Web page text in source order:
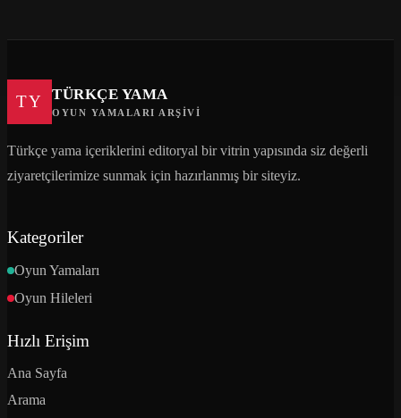
TY TÜRKÇE YAMA
OYUN YAMALARI ARŞIVI
Türkçe yama içeriklerini editoryal bir vitrin yapısında siz değerli
ziyaretçilerimize sunmak için hazırlanmış bir siteyiz.
Kategoriler
Oyun Yamaları
Oyun Hileleri
Hızlı Erişim
Ana Sayfa
Arama